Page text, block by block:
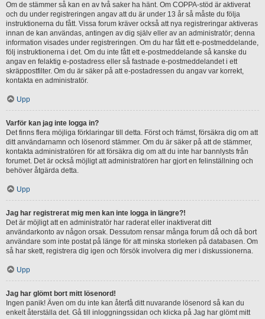
Om de stämmer så kan en av två saker ha hänt. Om COPPA-stöd är aktiverat
och du under registreringen angav att du är under 13 år så måste du följa
instruktionerna du fått. Vissa forum kräver också att nya registreringar aktiveras
innan de kan användas, antingen av dig själv eller av an administratör; denna
information visades under registreringen. Om du har fått ett e-postmeddelande,
följ instruktionerna i det. Om du inte fått ett e-postmeddelande så kanske du
angav en felaktig e-postadress eller så fastnade e-postmeddelandet i ett
skräppostfilter. Om du är säker på att e-postadressen du angav var korrekt,
kontakta en administratör.
Upp
Varför kan jag inte logga in?
Det finns flera möjliga förklaringar till detta. Först och främst, försäkra dig om att
ditt användarnamn och lösenord stämmer. Om du är säker på att de stämmer,
kontakta administratören för att försäkra dig om att du inte har bannlysts från
forumet. Det är också möjligt att administratören har gjort en felinställning och
behöver åtgärda detta.
Upp
Jag har registrerat mig men kan inte logga in längre?!
Det är möjligt att en administratör har raderat eller inaktiverat ditt
användarkonto av någon orsak. Dessutom rensar många forum då och då bort
användare som inte postat på länge för att minska storleken på databasen. Om
så har skett, registrera dig igen och försök involvera dig mer i diskussionerna.
Upp
Jag har glömt bort mitt lösenord!
Ingen panik! Även om du inte kan återfå ditt nuvarande lösenord så kan du
enkelt återställa det. Gå till inloggningssidan och klicka på Jag har glömt mitt